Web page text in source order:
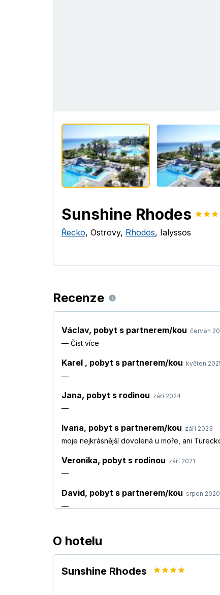
Sunshine Rhodes
Řecko, Ostrovy, Rhodos, Ialyssos
Recenze
Václav, pobyt s partnerem/kou červen
— Číst více
Karel , pobyt s partnerem/kou květen
—
Jana, pobyt s rodinou září 2024
—
Ivana, pobyt s partnerem/kou září 2023
moje nejkrásnější dovolená u moře, ani
Veronika, pobyt s rodinou září 2021
—
David, pobyt s partnerem/kou srpen 2020
—
Hotel neodpovídá 4* tak jak jsem byla zvyklá
Iveta, pobyt s rodinou září 2018
O hotelu
Sunshine Rhodes